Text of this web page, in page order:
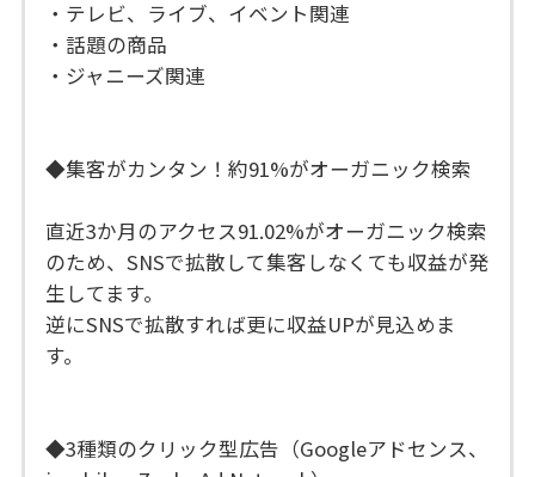
・テレビ、ライブ、イベント関連
・話題の商品
・ジャニーズ関連
◆集客がカンタン！約91%がオーガニック検索
直近3か月のアクセス91.02%がオーガニック検索
のため、SNSで拡散して集客しなくても収益が発
生してます。
逆にSNSで拡散すれば更に収益UPが見込めま
す。
◆3種類のクリック型広告（Googleアドセンス、